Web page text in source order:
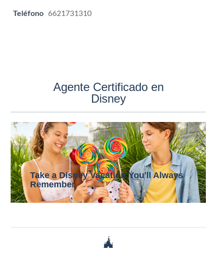
Teléfono 6621731310